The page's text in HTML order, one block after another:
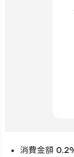
消費金額